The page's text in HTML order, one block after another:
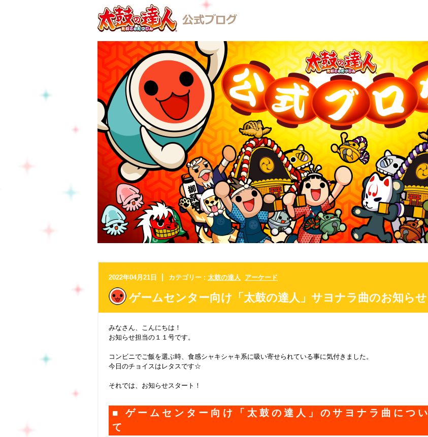
2022年04月21日 カテゴリー : 太鼓の達人 アーケード
ゲームセンター向け「太鼓の達人」サヨナラ曲のお知らせ
みなさん、こんにちは！
お知らせ担当の１１号です。
コンビニでご飯を選ぶ時、食感シャキシャキ系に吸い寄せられている事に気付きました。
今日のチョイスはレタスです☆
それでは、お知らせスタート！
■ ゲームセンター向け「太鼓の達人」のサヨナラ曲につい
て